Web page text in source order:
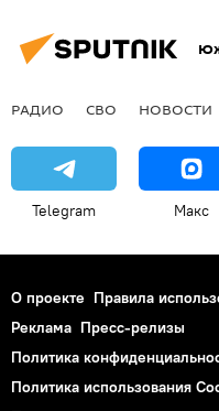
РАДИО СВО НОВОСТИ
Telegram Макс
О проекте Правила
Реклама Пресс-релизы
Политика
Политика использования